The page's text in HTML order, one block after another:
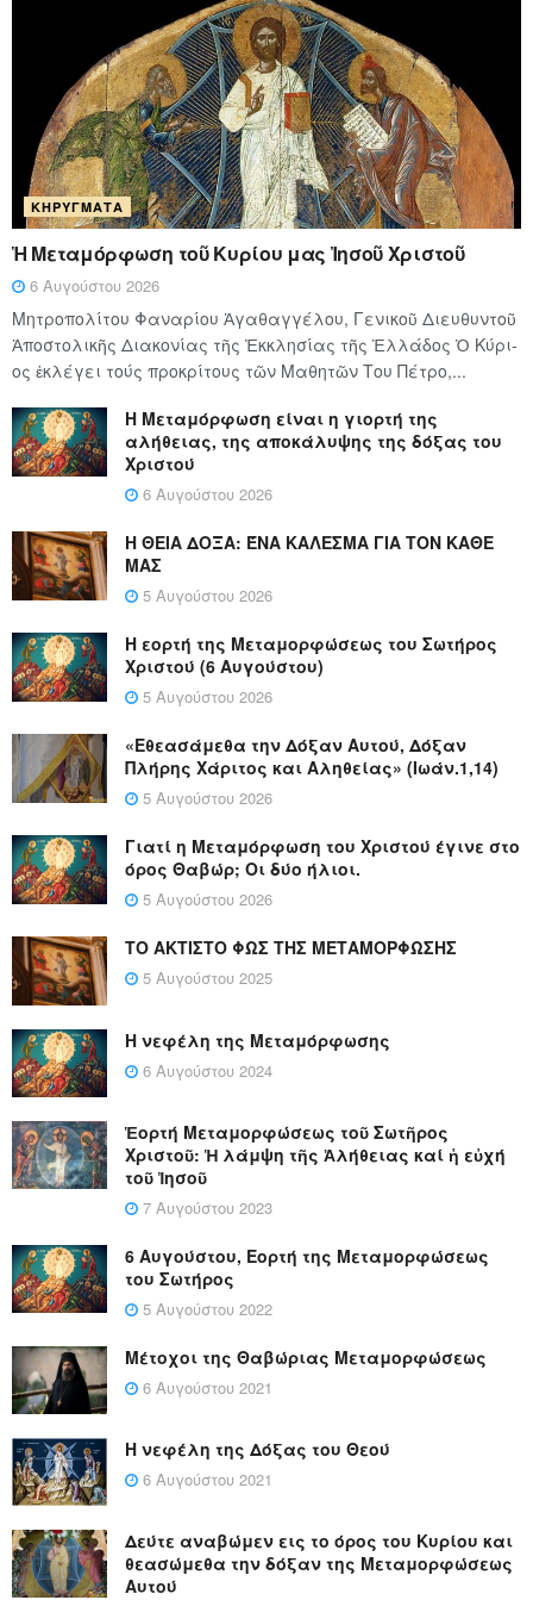
ΚΗΡΎΓΜΑΤΑ
Ἡ Μεταμόρφωση τοῦ Κυρίου μας Ἰησοῦ Χριστοῦ
6 Αυγούστου 2026
Μητροπολίτου Φαναρίου Ἀγαθαγγέλου, Γενικοῦ Διευθυντοῦ
Ἀποστολικῆς Διακονίας τῆς Ἐκκλησίας τῆς Ἑλλάδος Ὁ Κύ­ρι­
ος ἐκλέγει τούς προ­κρί­τους τῶν Μα­θη­τῶν Του Πέ­τρο,...
Η Μεταμόρφωση είναι η γιορτή της
αλήθειας, της αποκάλυψης της δόξας του
Χριστού
6 Αυγούστου 2026
Η ΘΕΙΑ ΔΟΞΑ: ΈΝΑ ΚΑΛΕΣΜΑ ΓΙΑ ΤΟΝ ΚΑΘΕ
ΜΑΣ
5 Αυγούστου 2026
Η εορτή της Μεταμορφώσεως του Σωτήρος
Χριστού (6 Αυγούστου)
5 Αυγούστου 2026
«Εθεασάμεθα την Δόξαν Αυτού, Δόξαν
Πλήρης Χάριτος και Αληθείας» (Ιωάν.1,14)
5 Αυγούστου 2026
Γιατί η Μεταμόρφωση του Χριστού έγινε στο
όρος Θαβώρ; Οι δύο ήλιοι.
5 Αυγούστου 2026
ΤΟ ΑΚΤΙΣΤΟ ΦΩΣ ΤΗΣ ΜΕΤΑΜΟΡΦΩΣΗΣ
5 Αυγούστου 2025
Η νεφέλη της Μεταμόρφωσης
6 Αυγούστου 2024
Ἑορτή Μεταμορφώσεως τοῦ Σωτῆρος
Χριστοῦ: Ἡ λάμψη τῆς Ἀλήθειας καί ἡ εὐχή
τοῦ Ἰησοῦ
7 Αυγούστου 2023
6 Αυγούστου, Εορτή της Μεταμορφώσεως
του Σωτήρος
5 Αυγούστου 2022
Μέτοχοι της Θαβώριας Μεταμορφώσεως
6 Αυγούστου 2021
Η νεφέλη της Δόξας του Θεού
6 Αυγούστου 2021
Δεύτε αναβώμεν εις το όρος του Κυρίου και
θεασώμεθα την δόξαν της Μεταμορφώσεως
Αυτού